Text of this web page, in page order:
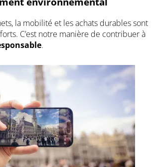
la mobilité et les achats durables sont
C’est notre manière de contribuer à
.